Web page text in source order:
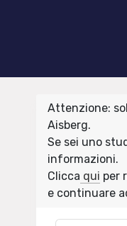
Attenzione:
Aisberg.
Se sei uno
informazioni.
Clicca qui per
e continuare